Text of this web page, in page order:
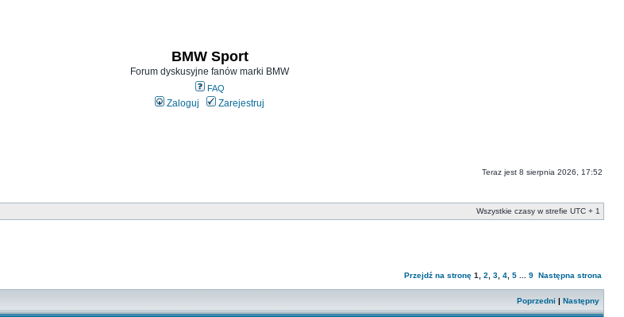
BMW Sport
Forum dyskusyjne fanów marki BMW
FAQ
Zaloguj Zarejestruj
Teraz jest 8 sierpnia 2026, 17:52
Wszystkie czasy w strefie UTC + 1
Przejdź na stronę 1 2 3 4 5 9 Następna strona
Poprzedni | Następny